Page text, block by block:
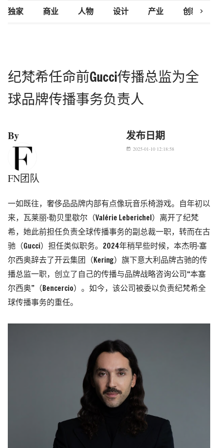
独家 商业 人物 设计 产业 创新研究
chevron_right
纪梵希任命前Gucci传播总监为全
球品牌传播事务负责人
By
FN团队
发布日期
today 2025-01-10 12:18:58
一如既往，奢侈品品牌内部有点像玩音乐椅游戏。自年初以
来，瓦莱丽·勒贝里歇尔（Valérie Leberichel）离开了纪梵
希，她此前担任负责全球传播事务的副总裁一职，转而在古
驰（Gucci）担任类似职务。2024年稍早些时候，本杰明·塞
尔西奥辞去了开云集团（Kering）旗下意大利品牌古驰的传
播总监一职，创立了自己的传播与品牌战略咨询公司“本塞
尔西奥”（Bencercio）。如今，该公司被委以负责纪梵希全
球传播事务的重任。